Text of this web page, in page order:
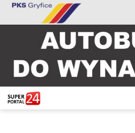
STRONA GŁÓWNA
POWIAT GRYFICKI